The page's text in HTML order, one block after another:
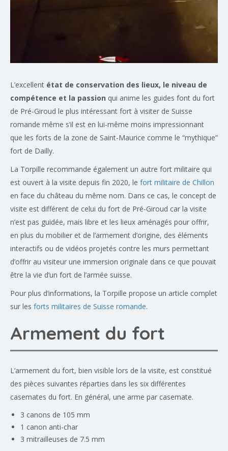
L’excellent état de conservation des lieux, le niveau de
compétence et la passion qui anime les guides font du fort
de Pré-Giroud le plus intéressant fort à visiter de Suisse
romande même s’il est en lui-même moins impressionnant
que les forts de la zone de Saint-Maurice comme le “mythique”
fort de Dailly.
La Torpille recommande également un autre fort militaire qui
est ouvert à la visite depuis fin 2020, le fort militaire de Chillon
en face du château du même nom. Dans ce cas, le concept de
visite est différent de celui du fort de Pré-Giroud car la visite
n’est pas guidée, mais libre et les lieux aménagés pour offrir,
en plus du mobilier et de l’armement d’origine, des éléments
interactifs ou de vidéos projetés contre les murs permettant
d’offrir au visiteur une immersion originale dans ce que pouvait
être la vie d’un fort de l’armée suisse.
Pour plus d’informations, la Torpille propose un article complet
sur les forts militaires de Suisse romande.
Armement du fort
L’armement du fort, bien visible lors de la visite, est constitué
des pièces suivantes réparties dans les six différentes
casemates du fort. En général, une arme par casemate.
3 canons de 105 mm
1 canon anti-char
3 mitrailleuses de 7.5 mm